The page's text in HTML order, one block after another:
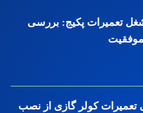
شغل تعمیرات پکیج: بررسی
موفقیت
تعمیرات کولر گازی از نصب